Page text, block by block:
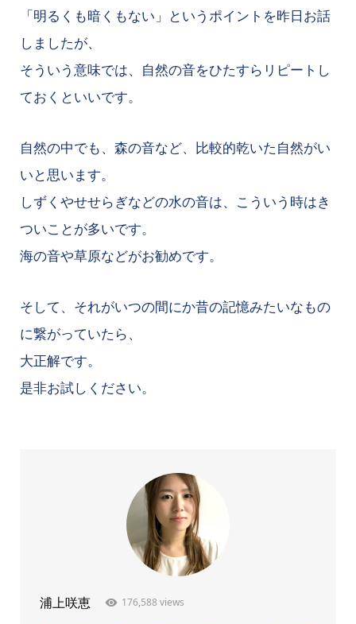
「明るくも暗くもない」というポイントを昨日お話
しましたが、
そういう意味では、自然の音をひたすらリピートし
ておくといいです。
自然の中でも、森の音など、比較的乾いた自然がい
いと思います。
しずくやせせらぎなどの水の音は、こういう時はき
ついことが多いです。
海の音や草原などがお勧めです。
そして、それがいつの間にか昔の記憶みたいなもの
に繋がっていたら、
大正解です。
是非お試しください。
浦上咲恵 176,588 views